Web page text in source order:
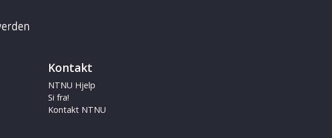
Kontakt
NTNU Hjelp
Si fra!
Kontakt NTNU